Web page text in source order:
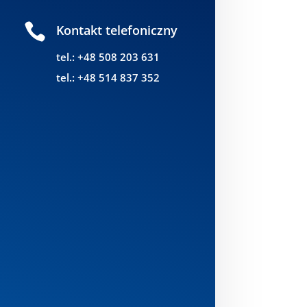
 Kontakt telefoniczny
tel.: +48 508 203 631
tel.: +48 514 837 352